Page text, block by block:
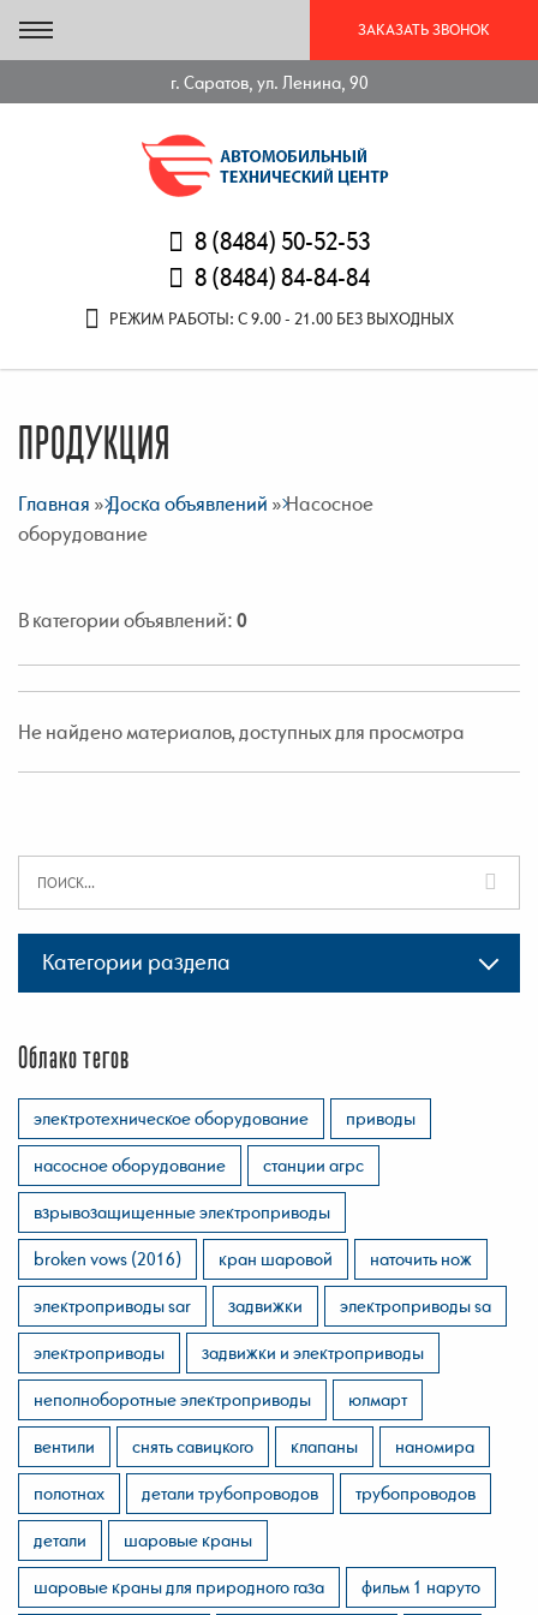
ЗАКАЗАТЬ ЗВОНОК
г. Саратов, ул. Ленина, 90
8 (8484) 50-52-53
8 (8484) 84-84-84
РЕЖИМ РАБОТЫ: С 9.00 - 21.00 БЕЗ ВЫХОДНЫХ
ПРОДУКЦИЯ
Главная »Доска объявлений » Насосное
оборудование
В категории объявлений:0
Не найдено материалов, доступных для просмотра
Категории раздела
Облако тегов
электротехническое оборудование
приводы
насосное оборудование
станции агрс
взрывозащищенные электроприводы
broken vows (2016)
кран шаровой
наточить нож
электроприводы sar
задвижки
электроприводы sa
электроприводы
задвижки и электроприводы
неполноборотные электроприводы
юлмарт
вентили
снять савицкого клапаны
наномира
полотнах
детали трубопроводов
трубопроводов
детали
шаровые краны
шаровые краны для природного газа
фильм 1 наруто